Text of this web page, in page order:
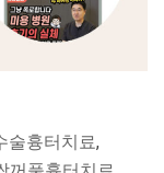
술흉터치료,